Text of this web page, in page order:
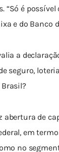
“Só é
e do Banco
a
seguro,
abertura de
em
no